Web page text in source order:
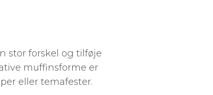
stor forskel og tilføje
muffinsforme er
eller temafester.